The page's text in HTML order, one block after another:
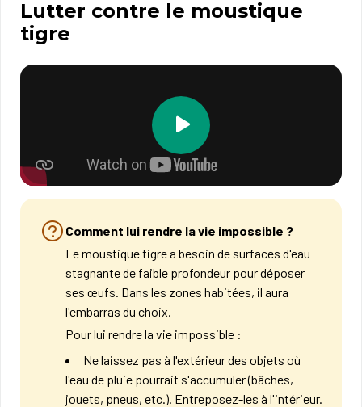
Lutter contre le moustique
tigre
Comment lui rendre la vie impossible ?
​Le moustique tigre a besoin de surfaces d'eau
stagnante de faible profondeur pour déposer
ses œufs. Dans les zones habitées, il aura
l'embarras du choix.​
Pour lui rendre la vie impossible :
Ne laissez pas à l'extérieur des objets où
l'eau de pluie pourrait s'accumuler (bâches,
jouets, pneus, etc.). Entreposez-les à l'intérieur.